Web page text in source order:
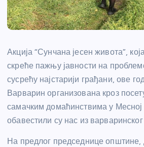
Акција “Сунчана јесен живота”,
скреће пажњу јавности на
сусрећу најстарији грађани, ове
Варварин организована кроз
самачким домаћинствима у Месној
обавестили су нас из
На предлог председнице општине,